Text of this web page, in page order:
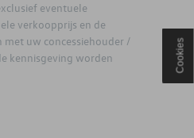
eventuele
verkoopprijs en de
uw concessiehouder /
kennisgeving worden
Cookies